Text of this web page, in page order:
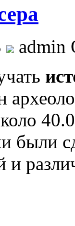
admin
были
и